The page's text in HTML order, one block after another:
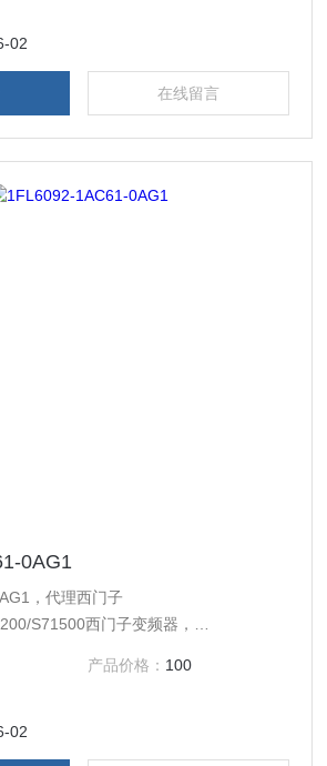
子传动，西门子楼宇，西门子工控系列
产品，保证*，假一罚十，质保一年。
坏，可免费维修，
02
在线留言
0AG1
，代理西门子
S71500西门子变频器，
屏，西门子软启动器，西门子低压产品，
子传动，西门子楼宇，西门子工控系列
产品，保证*，假一罚十，质保一年。
坏，可免费维修，
产品价格： 100
02